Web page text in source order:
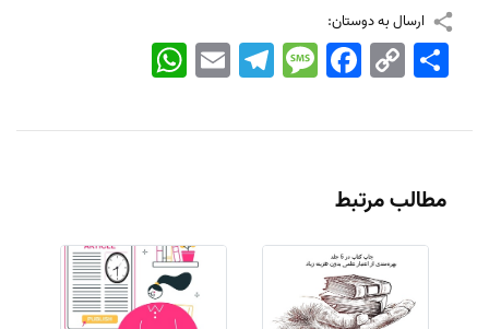
ارسال به دوستان:
WhatsApp EmailTelegramMessageFacebook Copy
Link
اشتراک
مطالب مرتبط